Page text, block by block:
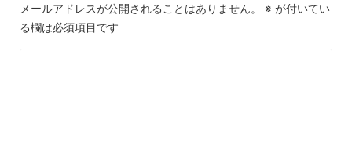
メールアドレスが公開されることはありません。 ※ が付いてい
る欄は必須項目です